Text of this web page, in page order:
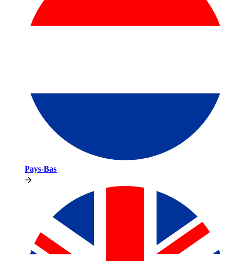
Pays-Bas​​